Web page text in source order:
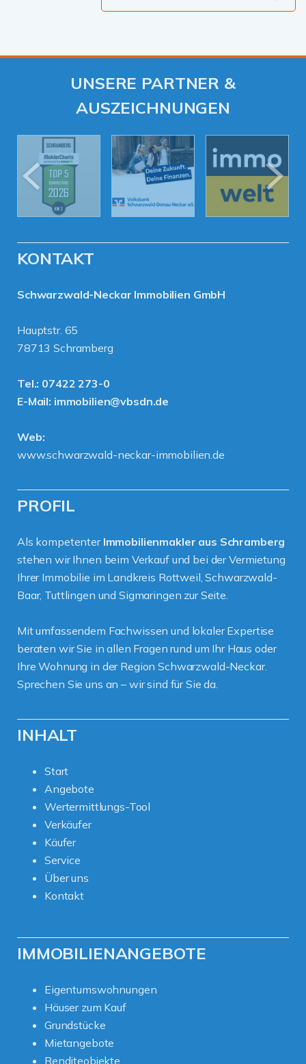
UNSERE PARTNER &
AUSZEICHNUNGEN
KONTAKT
Schwarzwald-Neckar Immobilien GmbH
Hauptstr. 65
78713 Schramberg
Tel.: 07422 273-0
E-Mail: immobilien@vbsdn.de
Web:
www.schwarzwald-neckar-immobilien.de
PROFIL
Als kompetenter Immobilienmakler aus Schramberg
stehen wir Ihnen beim Verkauf und bei der Vermietung
Ihrer Immobilie im Landkreis Rottweil, Schwarzwald-
Baar, Tuttlingen und Sigmaringen zur Seite.
Mit umfassendem Fachwissen und lokaler Expertise
beraten wir Sie in allen Fragen rund um Ihr Haus oder
Ihre Wohnung in der Region Schwarzwald-Neckar.
Sprechen Sie uns an – wir sind für Sie da.
INHALT
Start
Angebote
Wertermittlungs-Tool
Verkäufer
Käufer
Service
Über uns
Kontakt
IMMOBILIENANGEBOTE
Eigentumswohnungen
Häuser zum Kauf
Grundstücke
Mietangebote
Renditeobjekte